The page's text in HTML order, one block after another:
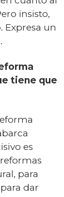
insisto,
Expresa un
tiene que
es
para
dar